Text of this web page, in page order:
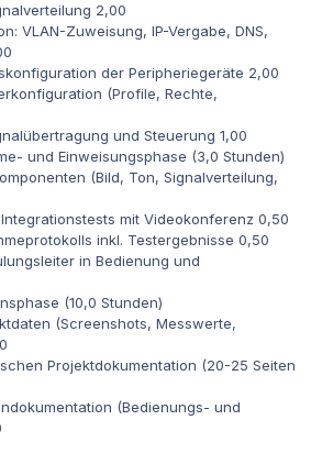
2,00
VLAN-Zuweisung, IP-Vergabe, DNS,
der Peripheriegeräte 2,00
(Profile, Rechte,
und Steuerung 1,00
und Einweisungsphase (3,0 Stunden)
(Bild, Ton, Signalverteilung,
mit Videokonferenz 0,50
inkl. Testergebnisse 0,50
in Bedienung und
(10,0 Stunden)
(Screenshots, Messwerte,
Projektdokumentation (20-25 Seiten
(Bedienungs- und